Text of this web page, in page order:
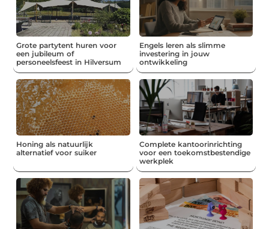
Grote partytent huren voor
een jubileum of
personeelsfeest in Hilversum
Engels leren als slimme
investering in jouw
ontwikkeling
Honing als natuurlijk
alternatief voor suiker
Complete kantoorinrichting
voor een toekomstbestendige
werkplek